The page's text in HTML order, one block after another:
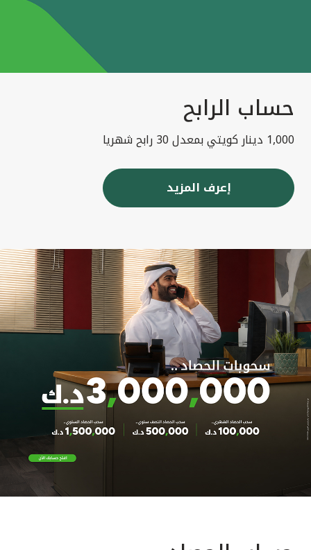
حساب الرابح
1,000 دينار كويتي بمعدل 30 رابح شهريا
إعرف المزيد